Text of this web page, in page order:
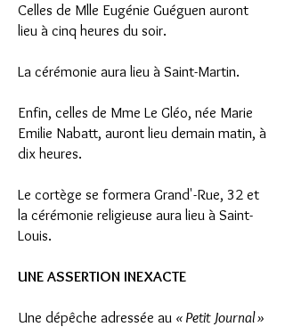
Celles de Mlle Eugénie Guéguen auront
lieu à cinq heures du soir.
La cérémonie aura lieu à Saint-Martin.
Enfin, celles de Mme Le Gléo, née Marie
Emilie Nabatt, auront lieu demain matin, à
dix heures.
Le cortège se formera Grand'-Rue, 32 et
la cérémonie religieuse aura lieu à Saint-
Louis.
UNE ASSERTION INEXACTE
Une dépêche adressée au « Petit Journal »